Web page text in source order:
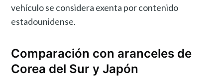
vehículo se considera exenta por contenido
estadounidense.
Comparación con aranceles de
Corea del Sur y Japón